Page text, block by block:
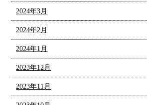
2024年3月
2024年2月
2024年1月
2023年12月
2023年11月